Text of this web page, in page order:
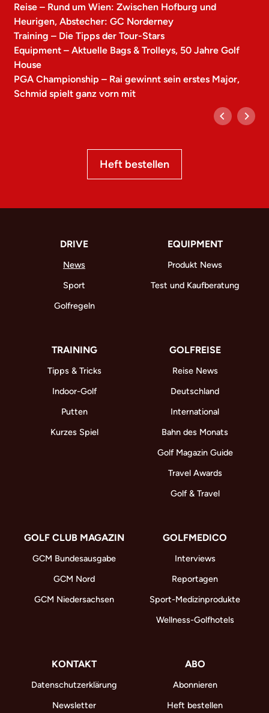
Reise – Rund um Wien: Zwischen Hofburg und
Heurigen, Abstecher: GC Norderney
Training – Die Tipps der Tour-Stars
Equipment – Aktuelle Bags & Trolleys, 50 Jahre Golf
House
PGA Championship – Rai gewinnt sein erstes Major,
Schmid spielt ganz vorn mit
Heft bestellen
DRIVE
News
Sport
Golfregeln
EQUIPMENT
Produkt News
Test und Kaufberatung
TRAINING
Tipps & Tricks
Indoor-Golf
Putten
Kurzes Spiel
GOLFREISE
Reise News
Deutschland
International
Bahn des Monats
Golf Magazin Guide
Travel Awards
Golf & Travel
GOLF CLUB MAGAZIN
GCM Bundesausgabe
GCM Nord
GCM Niedersachsen
GOLFMEDICO
Interviews
Reportagen
Sport-Medizinprodukte
Wellness-Golfhotels
KONTAKT
Datenschutzerklärung
Newsletter
ABO
Abonnieren
Heft bestellen